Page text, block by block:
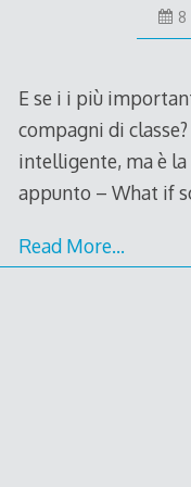
8
E se i i più
compagni di
intelligente, ma è
appunto – What if
Read More…